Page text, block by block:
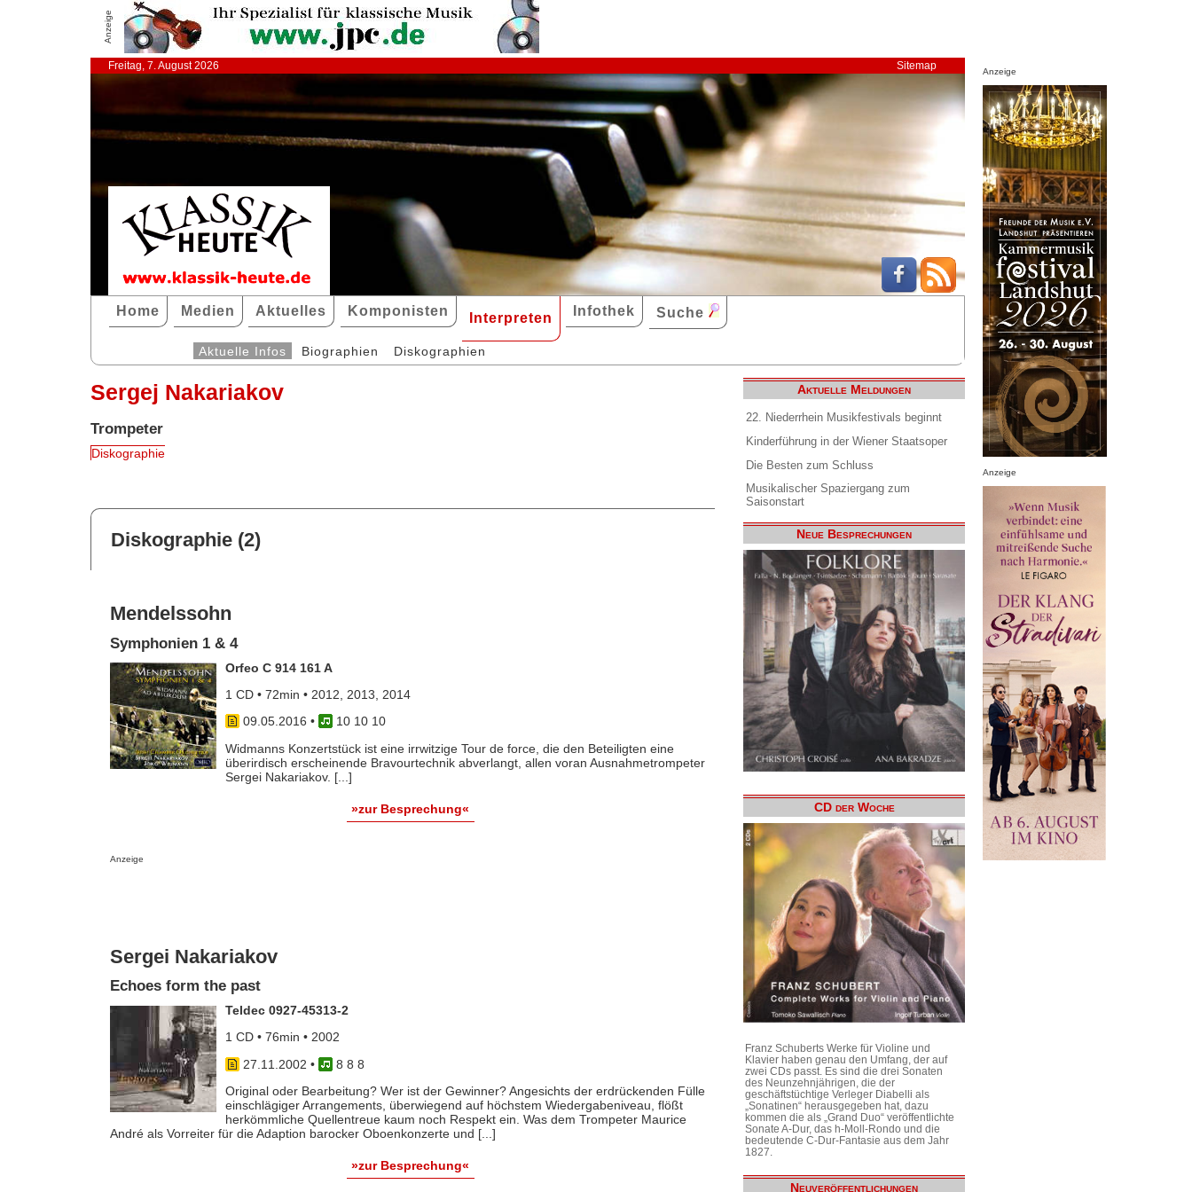
Anzeige
Freitag, 7. August 2026 Sitemap
Home Medien Aktuelles Komponisten Interpreten Infothek Suche
Aktuelle Infos Biographien Diskographien
Sergej Nakariakov
Trompeter
Diskographie
Diskographie (2)
Mendelssohn
Symphonien 1 & 4
Orfeo C 914 161 A
1 CD • 72min • 2012, 2013, 2014
09.05.2016 •
10 10 10
Widmanns Konzertstück ist eine irrwitzige Tour de force, die den Beteiligten eine
überirdisch erscheinende Bravourtechnik abverlangt, allen voran Ausnahmetrompeter
Sergei Nakariakov. [...]
»zur Besprechung«
Anzeige
Sergei Nakariakov
Echoes form the past
Teldec 0927-45313-2
1 CD • 76min • 2002
27.11.2002 •
8 8 8
Original oder Bearbeitung? Wer ist der Gewinner? Angesichts der erdrückenden Fülle
einschlägiger Arrangements, überwiegend auf höchstem Wiedergabeniveau, flößt
herkömmliche Quellentreue kaum noch Respekt ein. Was dem Trompeter Maurice
André als Vorreiter für die Adaption barocker Oboenkonzerte und [...]
»zur Besprechung«
Aktuelle Meldungen
22. Niederrhein Musikfestivals beginnt
Kinderführung in der Wiener Staatsoper
Die Besten zum Schluss
Musikalischer Spaziergang zum
Saisonstart
Neue Besprechungen
CD der Woche
Franz Schuberts Werke für Violine und
Klavier haben genau den Umfang, der auf
zwei CDs passt. Es sind die drei Sonaten
des Neunzehnjährigen, die der
geschäftstüchtige Verleger Diabelli als
„Sonatinen“ herausgegeben hat, dazu
kommen die als „Grand Duo“ veröffentlichte
Sonate A-Dur, das h-Moll-Rondo und die
bedeutende C-Dur-Fantasie aus dem Jahr
1827.
Neuveröffentlichungen
Anzeige
Anzeige